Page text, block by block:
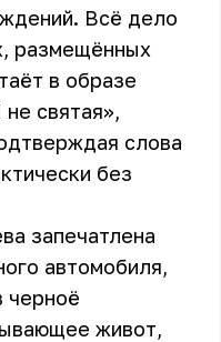
Всё дело
размещённых
в образе
святая»,
слова
без
запечатлена
автомобиля,
черноё
живот,